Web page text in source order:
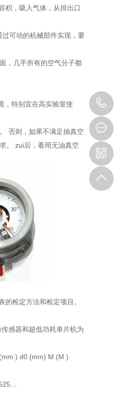
积，吸入气体，从排出口
可动的机械部件实现，要
，几乎所有的空气分子都
，特别宜在高实验室使
否则，如果不满足抽真空
。 zui后，看用无油真空
检定方法和检定项目。
感器和超低功耗单片机为
) d0 (mm) M (M )